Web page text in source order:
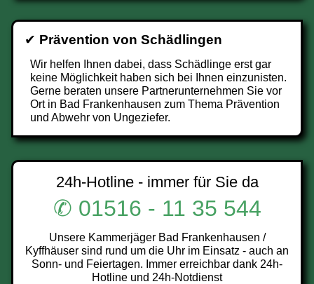
✔ Prävention von Schädlingen
Wir helfen Ihnen dabei, dass Schädlinge erst gar
keine Möglichkeit haben sich bei Ihnen einzunisten.
Gerne beraten unsere Partnerunternehmen Sie vor
Ort in Bad Frankenhausen zum Thema Prävention
und Abwehr von Ungeziefer.
24h-Hotline - immer für Sie da
✆ 01516 - 11 35 544
Unsere Kammerjäger Bad Frankenhausen /
Kyffhäuser sind rund um die Uhr im Einsatz - auch an
Sonn- und Feiertagen. Immer erreichbar dank 24h-
Hotline und 24h-Notdienst